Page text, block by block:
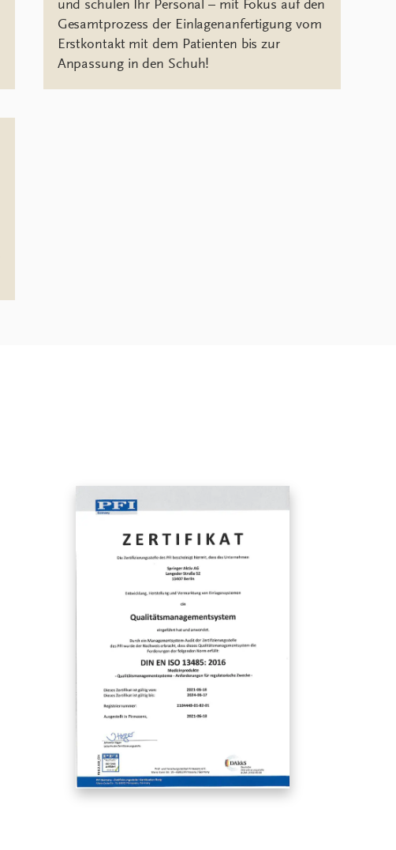
und schulen Ihr Personal – mit Fokus auf den
Gesamtprozess der Einlagenanfertigung vom
Erstkontakt mit dem Patienten bis zur
Anpassung in den Schuh!